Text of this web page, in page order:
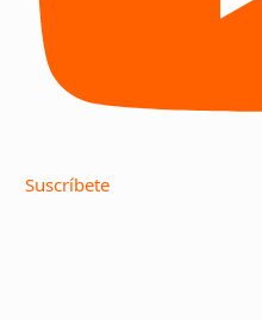
Suscríbete